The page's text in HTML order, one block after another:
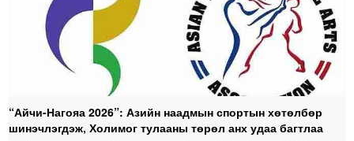
“Айчи-Нагояа 2026”: Азийн наадмын спортын хөтөлбөр
шинэчлэгдэж, Холимог тулааны төрөл анх удаа багтлаа